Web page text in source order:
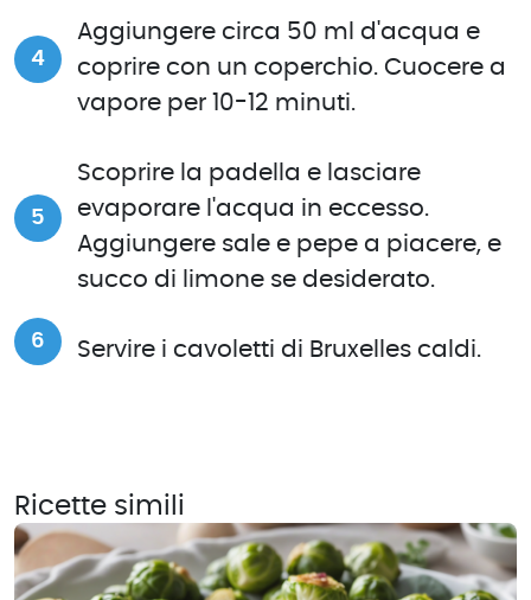
Aggiungere circa 50 ml d'acqua e
coprire con un coperchio. Cuocere a
vapore per 10-12 minuti.
Scoprire la padella e lasciare
evaporare l'acqua in eccesso.
Aggiungere sale e pepe a piacere, e
succo di limone se desiderato.
Servire i cavoletti di Bruxelles caldi.
Ricette simili